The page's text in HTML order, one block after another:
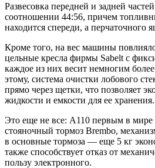
Развесовка передней и задней
соотношении 44:56, причем
находится спереди, а перчаточного
Кроме того, на вес машины
цельные кресла фирмы Sabelt с
каждое из них весит немногим
этому, система очистки лобового
прямо через щетки, что позволяет
жидкости и емкости для ее хранения.
Это еще не все: A110 первым в
стояночный тормоз Brembo,
в основные тормоза — еще 5 кг
также способствует отказ от
пользу электронного.